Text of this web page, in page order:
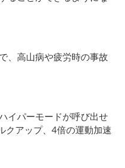
、高山病や疲労時の事故
イパーモードが呼び出せ
クアップ、4倍の運動加速